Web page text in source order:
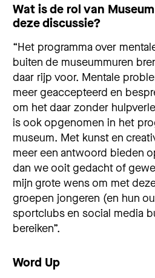
Wat is de rol van
deze discussie?
“Het programma over
buiten de museummuren
daar rijp voor. Mentale
meer geaccepteerd en
om het daar zonder
is ook opgenomen in het
museum. Met kunst en
meer een antwoord bieden
dan we ooit gedacht of
mijn grote wens om met
groepen jongeren (en hun
sportclubs en social media
bereiken”.
Word Up